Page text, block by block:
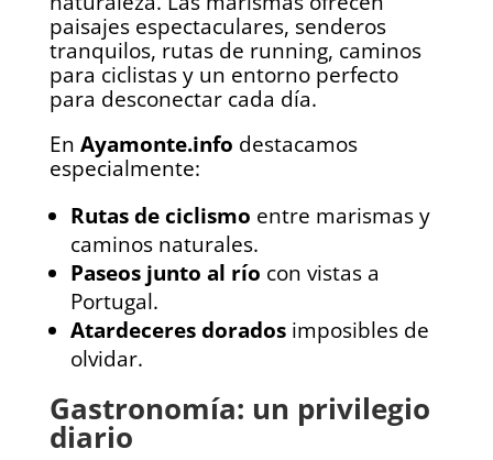
paisajes espectaculares, senderos
tranquilos, rutas de running, caminos
para ciclistas y un entorno perfecto
para desconectar cada día.
En Ayamonte.info destacamos
especialmente:
Rutas de ciclismo entre marismas y
caminos naturales.
Paseos junto al río con vistas a
Portugal.
Atardeceres doradosimposibles de
olvidar.
Gastronomía: un privilegio
diario